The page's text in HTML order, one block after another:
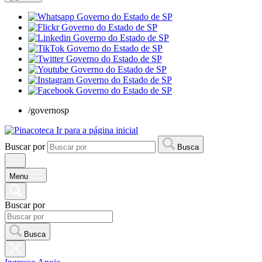
/governosp
Ir para a página inicial
Buscar por
Busca
Menu
Buscar por
Busca